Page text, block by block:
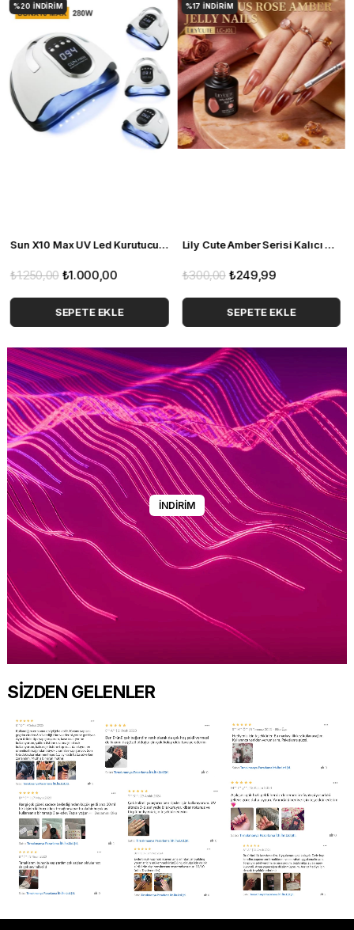
Lily Cute Amber Serisi Kalıcı oje LC-J01 (55725)
₺249,99
₺300,00
SEPETE EKLE
%17 İNDIRIM
Sun X10 Max UV Led Kurutucu (280 Watt)
₺1.000,00
₺1.250,00
SEPETE EKLE
%20 İNDIRIM
İNDİRİM
SİZDEN GELENLER